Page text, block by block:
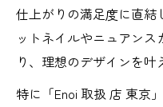
仕上がりの満足度に直結
ットネイルやニュアン
り、理想のデザインを叶
特に「Enoi 取扱 店 東京